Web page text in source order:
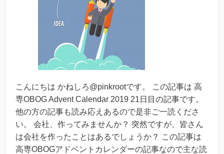
こんにちは かねしろ@pinkrootです。 この記事は 高
専OBOG Advent Calendar 2019 21日目の記事です。
他の方の記事も読み応えあるので是非ご一読くださ
い。 会社、作ってみませんか？ 突然ですが、皆さん
は会社を作ったことはあるでしょうか？ この記事は
高専OBOGアドベントカレンダーの記事なので主な読